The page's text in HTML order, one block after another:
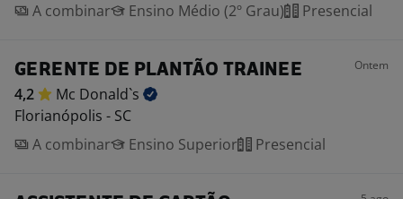
A combinar
Ensino Médio (2º Grau) Presencial
GERENTE DE PLANTÃO TRAINEE Ontem
4,2 Mc Donald`s
Florianópolis - SC
A combinar
Ensino Superior Presencial